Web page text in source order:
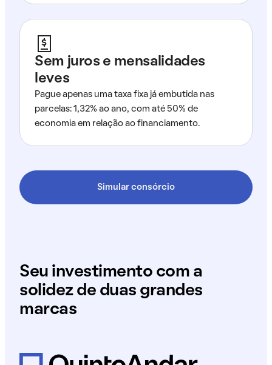
Sem juros e mensalidades
leves
Pague apenas uma taxa fixa já embutida nas
parcelas: 1,32% ao ano, com até 50% de
economia em relação ao financiamento.
Simular consórcio
Seu investimento com a
solidez de duas grandes
marcas